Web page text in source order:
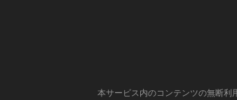
本サービス内のコンテンツの無断利